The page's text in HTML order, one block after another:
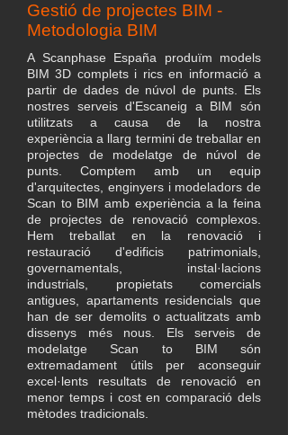
Gestió de projectes BIM -
Metodologia BIM
A Scanphase España produïm models
BIM 3D complets i rics en informació a
partir de dades de núvol de punts. Els
nostres serveis d'Escaneig a BIM són
utilitzats a causa de la nostra
experiència a llarg termini de treballar en
projectes de modelatge de núvol de
punts. Comptem amb un equip
d'arquitectes, enginyers i modeladors de
Scan to BIM amb experiència a la feina
de projectes de renovació complexos.
Hem treballat en la renovació i
restauració d'edificis patrimonials,
governamentals, instal·lacions
industrials, propietats comercials
antigues, apartaments residencials que
han de ser demolits o actualitzats amb
dissenys més nous. Els serveis de
modelatge Scan to BIM són
extremadament útils per aconseguir
excel·lents resultats de renovació en
menor temps i cost en comparació dels
mètodes tradicionals.